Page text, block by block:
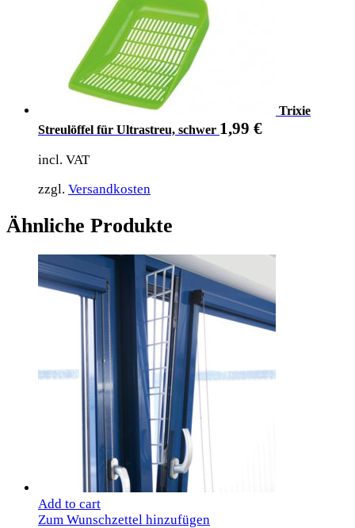
Trixie
Streulöffel für Ultrastreu, schwer 1,99 €
incl. VAT
zzgl. Versandkosten
Ähnliche Produkte
Add to cart
Zum Wunschzettel hinzufügen